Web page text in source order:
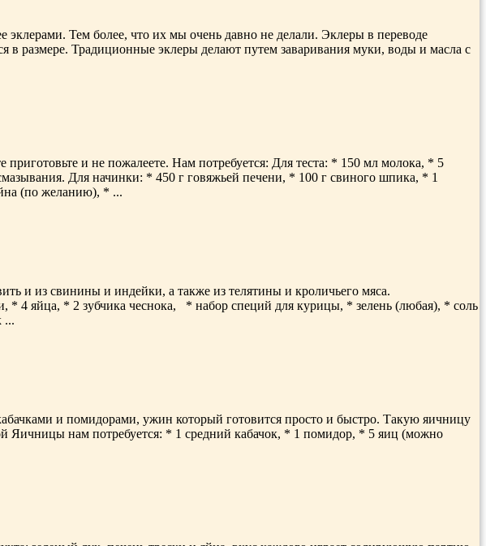
эклерами. Тем более, что их мы очень давно не делали. Эклеры в переводе
в размере. Традиционные эклеры делают путем заваривания муки, воды и масла с
и не пожалеете. Нам потребуется: Для теста: * 150 мл молока, * 5
Для начинки: * 450 г говяжьей печени, * 100 г свиного шпика, * 1
(по желанию), * ...
и из свинины и индейки, а также из телятины и кроличьего мяса.
* 4 яйца, * 2 зубчика чеснока, * набор специй для курицы, * зелень (любая), * соль
...
и помидорами, ужин который готовится просто и быстро. Такую яичницу
Яичницы нам потребуется: * 1 средний кабачок, * 1 помидор, * 5 яиц (можно